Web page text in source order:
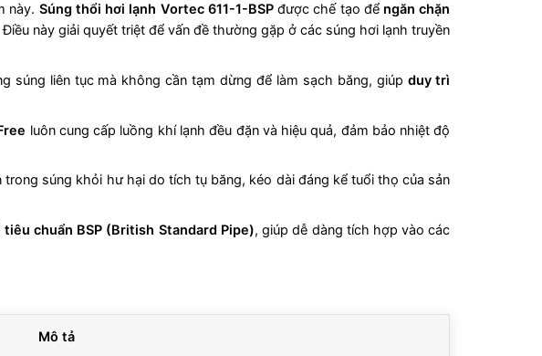
này. Súng thổi hơi lạnh Vortec 611-1-BSPđược chế tạo để ngăn chặn
này giải quyết triệt để vấn đề thường gặp ở các súng hơi lạnh truyền
súng liên tục mà không cần tạm dừng để làm sạch băng, giúp duy trì
luôn cung cấp luồng khí lạnh đều đặn và hiệu quả, đảm bảo nhiệt độ
súng khỏi hư hại do tích tụ băng, kéo dài đáng kể tuổi thọ của sản
chuẩn BSP (British Standard Pipe), giúp dễ dàng tích hợp vào các
Mô tả